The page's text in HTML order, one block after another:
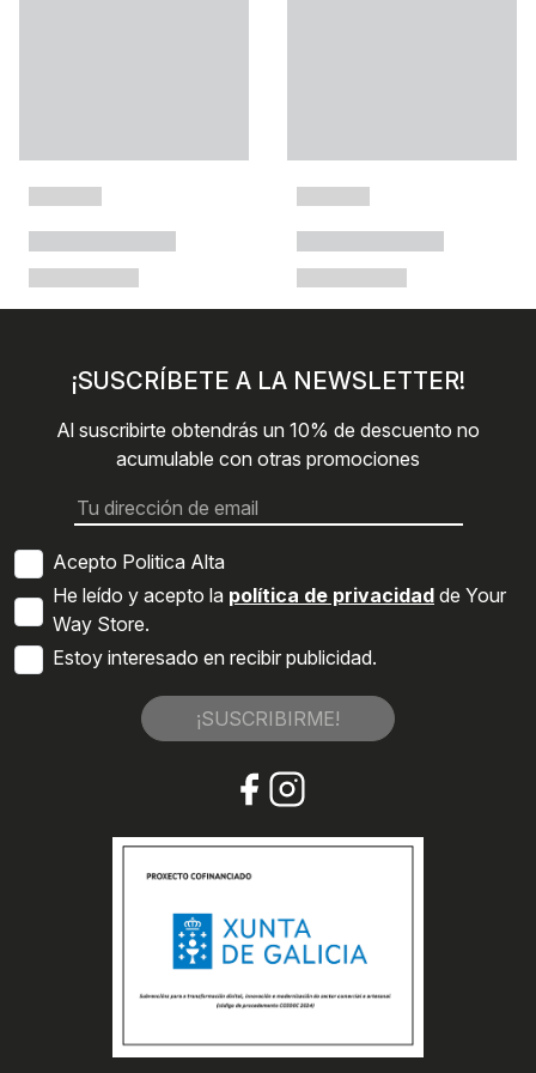
¡SUSCRÍBETE A LA NEWSLETTER!
Al suscribirte obtendrás un 10% de descuento no
acumulable con otras promociones
Acepto Politica Alta
He leído y acepto la política de privacidad de Your
Way Store.
Estoy interesado en recibir publicidad.
¡SUSCRIBIRME!